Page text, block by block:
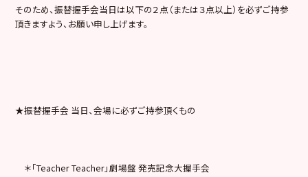
そのため、振替握手会当日は以下の２点（または３点以上）を必ずご持参
頂きますよう、お願い申し上げます。
★振替握手会 当日、会場に必ずご持参頂くもの
＊「Teacher Teacher」劇場盤 発売記念大握手会